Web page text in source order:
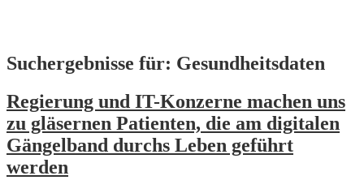
Skip
to
Suchergebnisse für: Gesundheitsdaten
Regierung und IT-Konzerne machen uns
zu gläsernen Patienten, die am digitalen
Gängelband durchs Leben geführt
werden